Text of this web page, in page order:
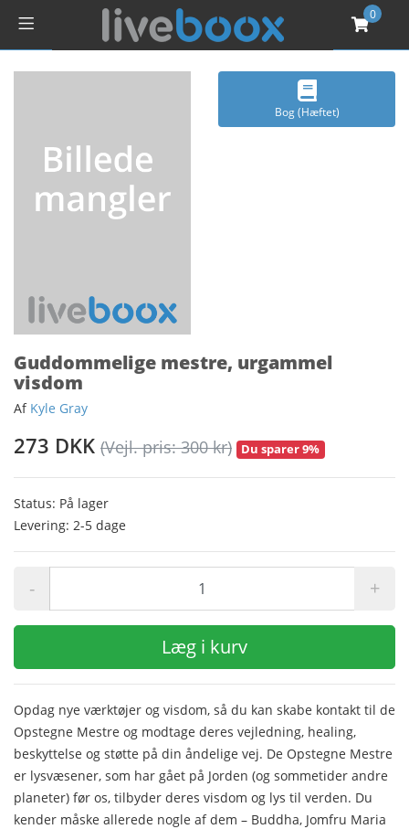
0
Bog (Hæftet)
Guddommelige mestre, urgammel
visdom
Af Kyle Gray
273 DKK (Vejl. pris: 300 kr) Du sparer 9%
Status: På lager
Levering: 2-5 dage
- +
Læg i kurv
Opdag nye værktøjer og visdom, så du kan skabe kontakt til de
Opstegne Mestre og modtage deres vejledning, healing,
beskyttelse og støtte på din åndelige vej. De Opstegne Mestre
er lysvæsener, som har gået på Jorden (og sommetider andre
planeter) før os, tilbyder deres visdom og lys til verden. Du
kender måske allerede nogle af dem – Buddha, Jomfru Maria